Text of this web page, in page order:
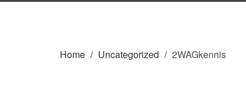
Home Uncategorized 2WAGkennis